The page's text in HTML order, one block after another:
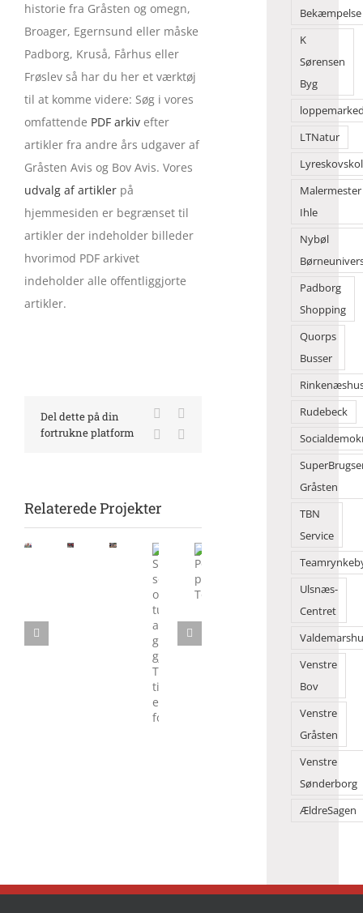
historie fra Gråsten og omegn,
Broager, Egernsund eller måske
Padborg, Kruså, Fårhus eller
Frøslev så har du her et værktøj
til at komme videre: Søg i vores
omfattende PDF arkiv efter
artikler fra andre års udgaver af
Gråsten Avis og Bov Avis. Vores
udvalg af artiklerpå
hjemmesiden er begrænset til
artikler der indeholder billeder
hvorimod PDF arkivet
indeholder alle offentliggjorte
artikler.
Del dette på din
fortrukne platform
Facebook
LinkedIn
Relaterede Projekter
Torvet
Sol,
sommer
og
tusindvis
af
gæster
gjorde
Torvedagene
til
Politik
Torvedagene
Bekæmpelse
K
Sørensen
Byg
LTNatur
Malermester
Ihle
Nybøl
Padborg
Shopping
Quorps
Busser
Rudebeck
Gråsten
TBN
Service
Ulsnæs-
Centret
Venstre
Bov
Venstre
Gråsten
Venstre
Sønderborg
ÆldreSagen